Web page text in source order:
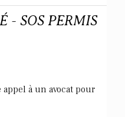
- SOS PERMIS
appel à un avocat pour